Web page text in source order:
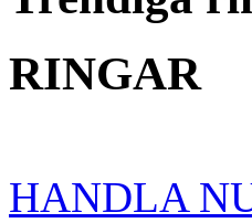
RINGAR
HANDLA